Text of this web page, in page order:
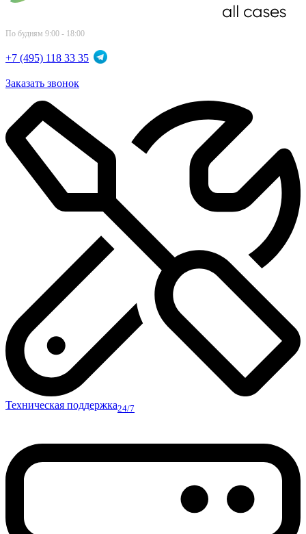
По будням 9:00 - 18:00
+7 (495) 118 33 35
Заказать звонок
Техническая поддержка24/7